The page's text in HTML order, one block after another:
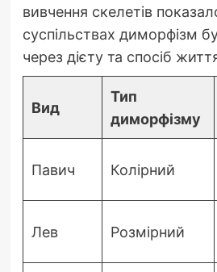
вивчення скелетів
суспільствах диморфізм
через дієту та спосіб
Вид
Тип
диморфізму
Павич Колірний
Лев Розмірний